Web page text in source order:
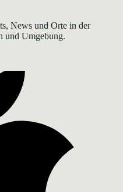
News und Orte in der
und Umgebung.